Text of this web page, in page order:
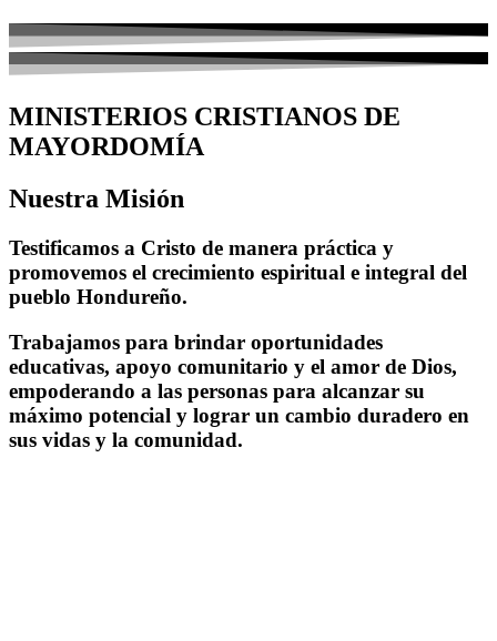
MINISTERIOS CRISTIANOS DE
MAYORDOMÍA
Nuestra Misión
Testificamos a Cristo de manera práctica y
promovemos el crecimiento espiritual e integral del
pueblo Hondureño.
Trabajamos para brindar oportunidades
educativas, apoyo comunitario y el amor de Dios,
empoderando a las personas para alcanzar su
máximo potencial y lograr un cambio duradero en
sus vidas y la comunidad.